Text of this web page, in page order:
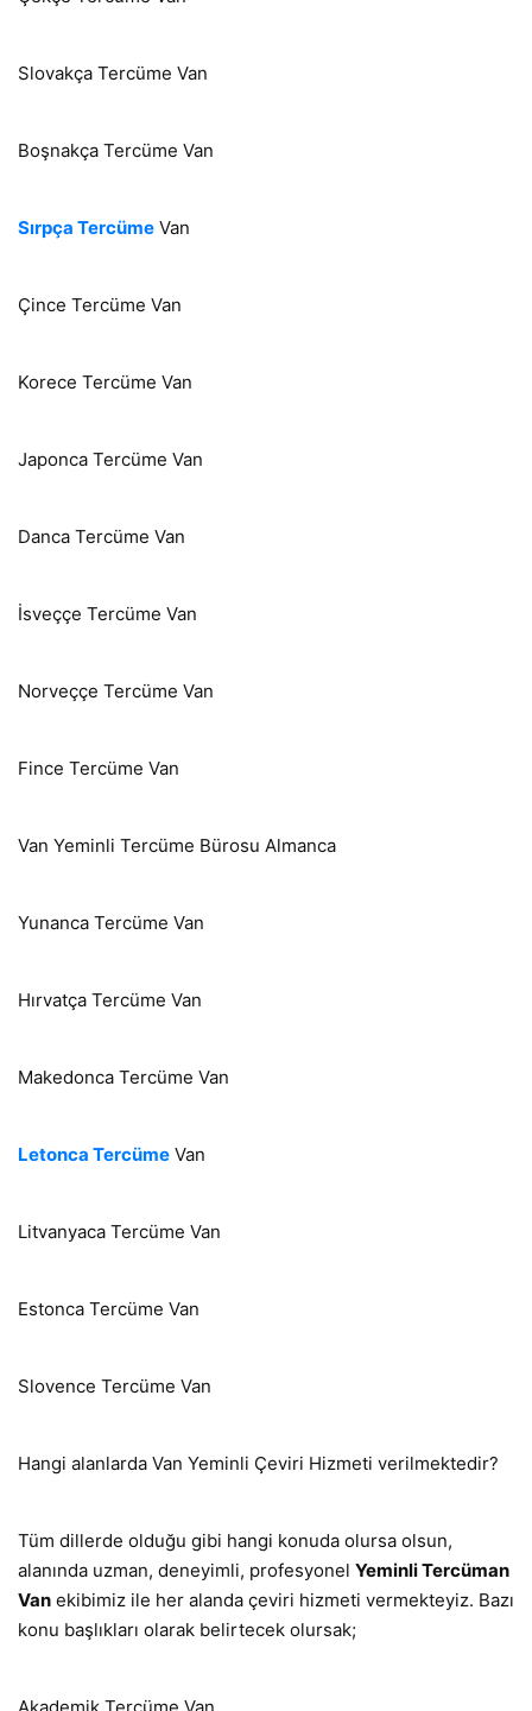
Slovakça Tercüme Van
Boşnakça Tercüme Van
Sırpça Tercüme Van
Çince Tercüme Van
Korece Tercüme Van
Japonca Tercüme Van
Danca Tercüme Van
İsveççe Tercüme Van
Norveççe Tercüme Van
Fince Tercüme Van
Van Yeminli Tercüme Bürosu Almanca
Yunanca Tercüme Van
Hırvatça Tercüme Van
Makedonca Tercüme Van
Letonca Tercüme Van
Litvanyaca Tercüme Van
Estonca Tercüme Van
Slovence Tercüme Van
Hangi alanlarda Van Yeminli Çeviri Hizmeti verilmektedir?
Tüm dillerde olduğu gibi hangi konuda olursa olsun,
alanında uzman, deneyimli, profesyonel Yeminli Tercüman
Van ekibimiz ile her alanda çeviri hizmeti vermekteyiz. Bazı
konu başlıkları olarak belirtecek olursak;